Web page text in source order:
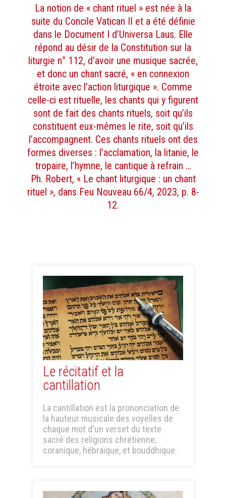
La notion de « chant rituel » est née à la
suite du Concile Vatican II et a été définie
dans le Document I d’Universa Laus. Elle
répond au désir de la Constitution sur la
liturgie n° 112, d’avoir une musique sacrée,
et donc un chant sacré, « en connexion
étroite avec l’action liturgique ». Comme
celle-ci est rituelle, les chants qui y figurent
sont de fait des chants rituels, soit qu’ils
constituent eux-mêmes le rite, soit qu’ils
l’accompagnent. Ces chants rituels ont des
formes diverses : l’acclamation, la litanie, le
tropaire, l’hymne, le cantique à refrain …
Ph. Robert, « Le chant liturgique : un chant
rituel », dans Feu Nouveau 66/4, 2023, p. 8-
12.
Le récitatif et la
cantillation
La cantillation est la prononciation de
la hauteur musicale des voyelles de
chaque mot d'un verset du texte
sacré des religions chrétienne,
coranique, hébraïque, et bouddhique.